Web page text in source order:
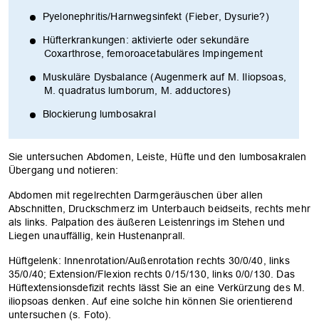
Pyelonephritis/Harnwegsinfekt (Fieber, Dysurie?)
Hüfterkrankungen: aktivierte oder sekundäre
Coxarthrose, femoroacetabuläres Impingement
Muskuläre Dysbalance (Augenmerk auf M. Iliopsoas,
M. quadratus lumborum, M. adductores)
Blockierung lumbosakral
Sie untersuchen Abdomen, Leiste, Hüfte und den lumbosakralen
Übergang und notieren:
Abdomen mit regelrechten Darmgeräuschen über allen
Abschnitten, Druckschmerz im Unterbauch beidseits, rechts mehr
als links. Palpation des äußeren Leistenrings im Stehen und
Liegen unauffällig, kein Hustenanprall.
Hüftgelenk: Innenrotation/Außenrotation rechts 30/0/40, links
35/0/40; Extension/Flexion rechts 0/15/130, links 0/0/130. Das
Hüftextensionsdefizit rechts lässt Sie an eine Verkürzung des M.
iliopsoas denken. Auf eine solche hin können Sie orientierend
untersuchen (s. Foto).